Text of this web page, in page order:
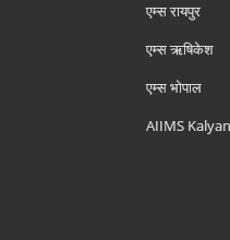
एम्‍स रायपुर
एम्‍स ऋषिकेश
एम्‍स भोपाल
AIIMS